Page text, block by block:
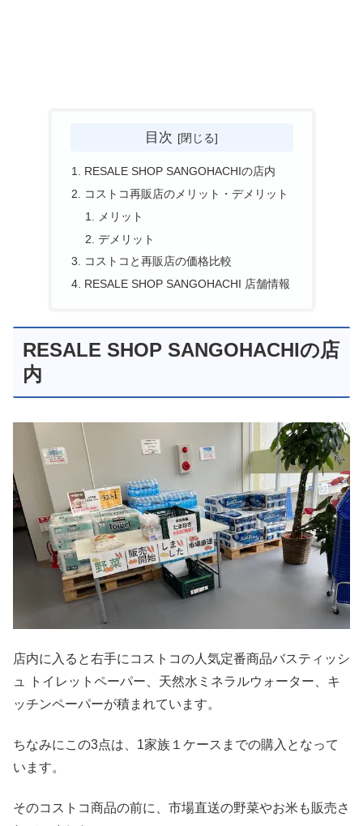
目次
RESALE SHOP SANGOHACHIの店内
コストコ再販店のメリット・デメリット
メリット
デメリット
コストコと再販店の価格比較
RESALE SHOP SANGOHACHI 店舗情報
RESALE SHOP SANGOHACHIの店
内
店内に入ると右手にコストコの人気定番商品バスティッシ
ュ トイレットペーパー、天然水ミネラルウォーター、キ
ッチンペーパーが積まれています。
ちなみにこの3点は、1家族１ケースまでの購入となって
います。
そのコストコ商品の前に、市場直送の野菜やお米も販売さ